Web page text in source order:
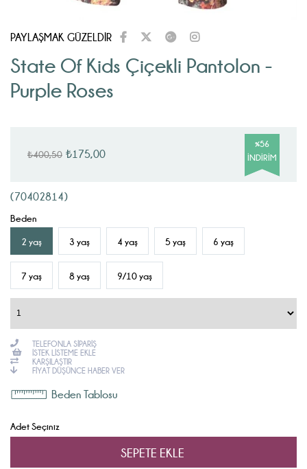
PAYLAŞMAK GÜZELDİR
State Of Kids Çiçekli Pantolon -
Purple Roses
₺400,50 ₺175,00
%56
İNDIRIM
(70402814)
Beden
2 yaş 3 yaş 4 yaş 5 yaş 6 yaş
7 yaş 8 yaş 9/10 yaş
TELEFONLA SIPARIŞ
İSTEK LISTEME EKLE
KARŞILAŞTIR
FIYAT DÜŞÜNCE HABER VER
Beden Tablosu
Adet Seçiniz